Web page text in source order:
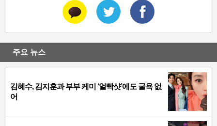
주요 뉴스
김혜수, 김지훈과 부부 케미 ‘얼빡샷’에도 굴욕 없
어